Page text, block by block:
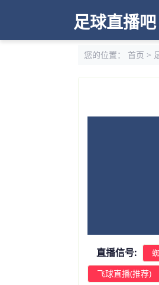
足球直播吧
您的位置： 首页 >
直播信号:
飞球直播(推荐)